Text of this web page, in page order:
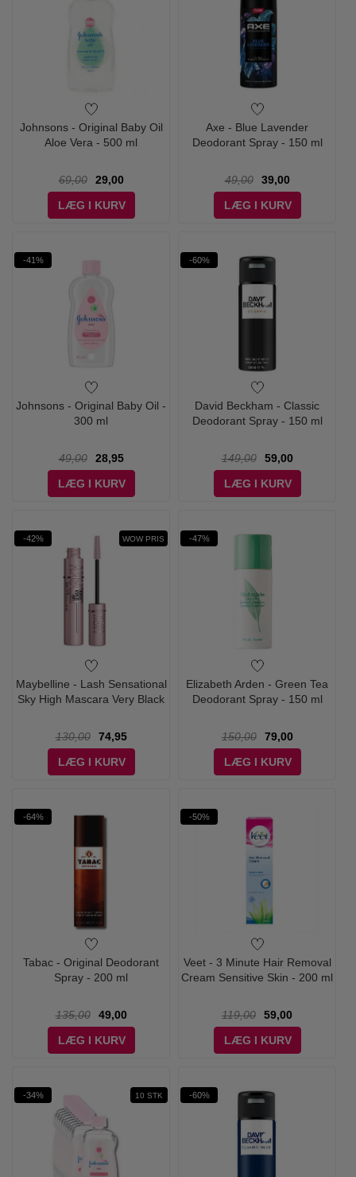
Johnsons - Original Baby Oil
Aloe Vera - 500 ml
69,00
29,00
LÆG I KURV
Axe - Blue Lavender
Deodorant Spray - 150 ml
49,00
39,00
LÆG I KURV
-41%
Johnsons - Original Baby Oil -
300 ml
49,00
28,95
LÆG I KURV
-60%
David Beckham - Classic
Deodorant Spray - 150 ml
149,00
59,00
LÆG I KURV
-42% WOW PRIS
Maybelline - Lash Sensational
Sky High Mascara Very Black
130,00
74,95
LÆG I KURV
-47%
Elizabeth Arden - Green Tea
Deodorant Spray - 150 ml
150,00
79,00
LÆG I KURV
-64%
Tabac - Original Deodorant
Spray - 200 ml
135,00
49,00
LÆG I KURV
-50%
Veet - 3 Minute Hair Removal
Cream Sensitive Skin - 200 ml
119,00
59,00
LÆG I KURV
-34% 10 STK -60%